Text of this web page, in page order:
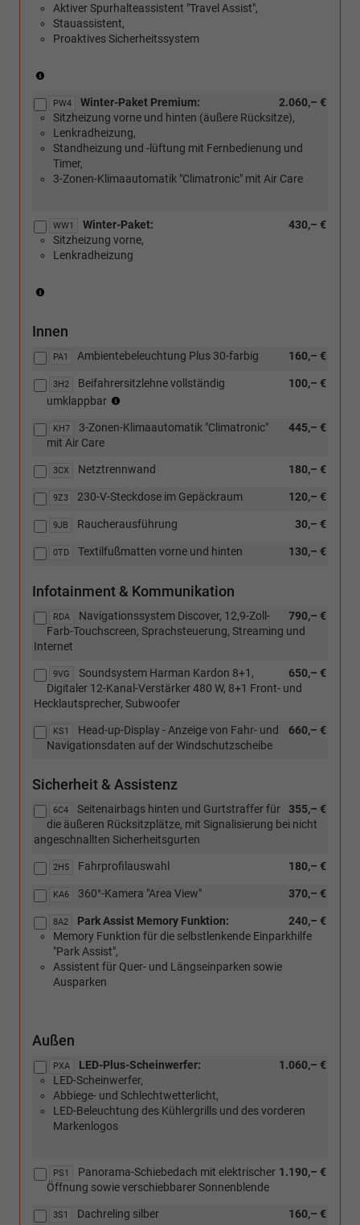
Aktiver Spurhalteassistent "Travel Assist",
Stauassistent,
Proaktives Sicherheitssystem
DSG-
Getriebe)
PW4 2.060,– €
Winter-Paket Premium:
Sitzheizung vorne und hinten (äußere Rücksitze),
Lenkradheizung,
Standheizung und -lüftung mit Fernbedienung und
Timer,
3-Zonen-Klimaautomatik "Climatronic" mit Air Care
WW1 430,– €
Winter-Paket:
Sitzheizung vorne,
Lenkradheizung
Innen
PA1 160,– €
Ambientebeleuchtung Plus 30-farbig
3H2 100,– €
Beifahrersitzlehne vollständig
umklappbar
Verbindung
ergoActive
Sitzpaket
[WL1]
Polsterung
KH7 445,– €
3-Zonen-Klimaautomatik "Climatronic"
mit Air Care
3CX 180,– €
Netztrennwand
9Z3 120,– €
230-V-Steckdose im Gepäckraum
9JB 30,– €
Raucherausführung
0TD 130,– €
Textilfußmatten vorne und hinten
Infotainment & Kommunikation
RDA 790,– €
Navigationssystem Discover, 12,9-Zoll-
Farb-Touchscreen, Sprachsteuerung, Streaming und
Internet
9VG 650,– €
Soundsystem Harman Kardon 8+1,
Digitaler 12-Kanal-Verstärker 480 W, 8+1 Front- und
Hecklautsprecher, Subwoofer
KS1 660,– €
Head-up-Display - Anzeige von Fahr- und
Navigationsdaten auf der Windschutzscheibe
Sicherheit & Assistenz
6C4 355,– €
Seitenairbags hinten und Gurtstraffer für
die äußeren Rücksitzplätze, mit Signalisierung bei nicht
angeschnallten Sicherheitsgurten
2H5 180,– €
Fahrprofilauswahl
KA6 370,– €
360°-Kamera "Area View"
8A2 240,– €
Park Assist Memory Funktion:
Memory Funktion für die selbstlenkende Einparkhilfe
"Park Assist",
Assistent für Quer- und Längseinparken sowie
Ausparken
Außen
PXA 1.060,– €
LED-Plus-Scheinwerfer:
LED-Scheinwerfer,
Abbiege- und Schlechtwetterlicht,
LED-Beleuchtung des Kühlergrills und des vorderen
Markenlogos
PS1 1.190,– €
Panorama-Schiebedach mit elektrischer
Öffnung sowie verschiebbarer Sonnenblende
3S1 160,– €
Dachreling silber